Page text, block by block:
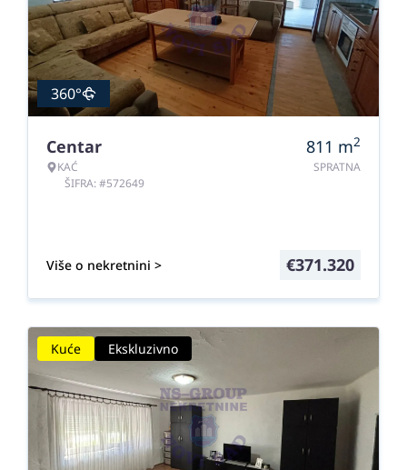
360°
Centar
KAĆ
ŠIFRA: #572649
811 m2
SPRATNA
Više o nekretnini > €371.320
Kuće Ekskluzivno